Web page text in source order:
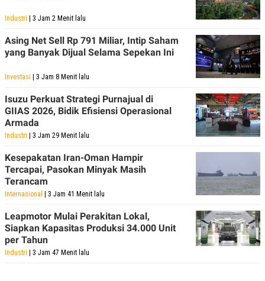
Industri | 3 Jam 2 Menit lalu
Asing Net Sell Rp 791 Miliar, Intip Saham
yang Banyak Dijual Selama Sepekan Ini
Investasi | 3 Jam 8 Menit lalu
Isuzu Perkuat Strategi Purnajual di
GIIAS 2026, Bidik Efisiensi Operasional
Armada
Industri | 3 Jam 29 Menit lalu
Kesepakatan Iran-Oman Hampir
Tercapai, Pasokan Minyak Masih
Terancam
Internasional | 3 Jam 41 Menit lalu
Leapmotor Mulai Perakitan Lokal,
Siapkan Kapasitas Produksi 34.000 Unit
per Tahun
Industri | 3 Jam 47 Menit lalu